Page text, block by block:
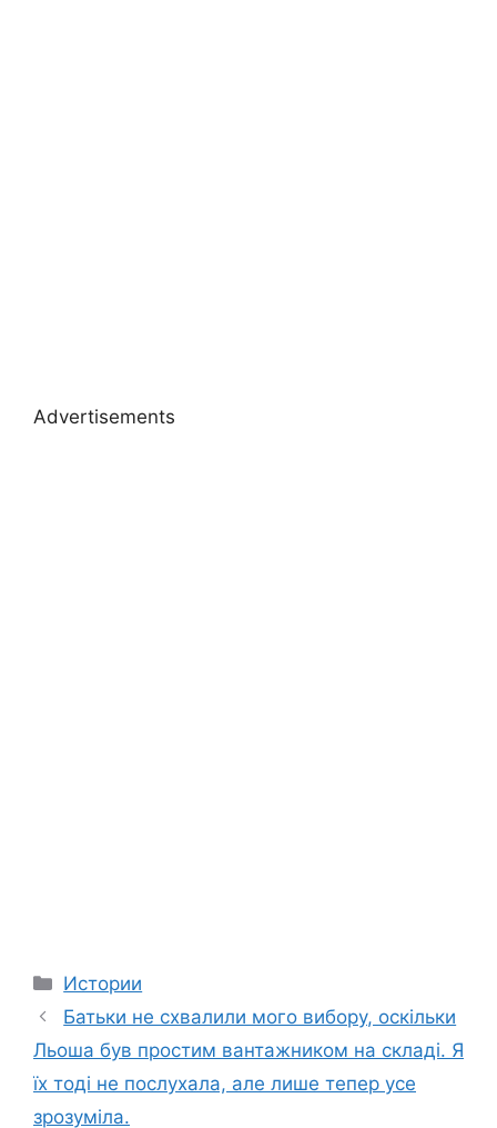
Advertisements
Categories
Истории
Батьки не схвалили мого вибору, оскільки
Льоша був простим вантажником на складі. Я
їх тоді не послухала, але лише тепер усе
зрозуміла.